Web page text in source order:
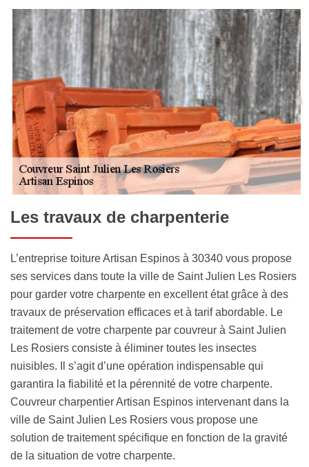
Les travaux de charpenterie
L’entreprise toiture Artisan Espinos à 30340 vous propose
ses services dans toute la ville de Saint Julien Les Rosiers
pour garder votre charpente en excellent état grâce à des
travaux de préservation efficaces et à tarif abordable. Le
traitement de votre charpente par couvreur à Saint Julien
Les Rosiers consiste à éliminer toutes les insectes
nuisibles. Il s’agit d’une opération indispensable qui
garantira la fiabilité et la pérennité de votre charpente.
Couvreur charpentier Artisan Espinos intervenant dans la
ville de Saint Julien Les Rosiers vous propose une
solution de traitement spécifique en fonction de la gravité
de la situation de votre charpente.